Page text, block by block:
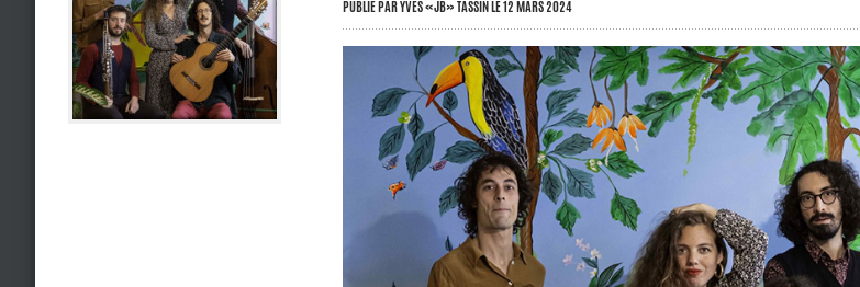
PUBLIÉ PARYVES «JB» TASSINLE 12 MARS 2024